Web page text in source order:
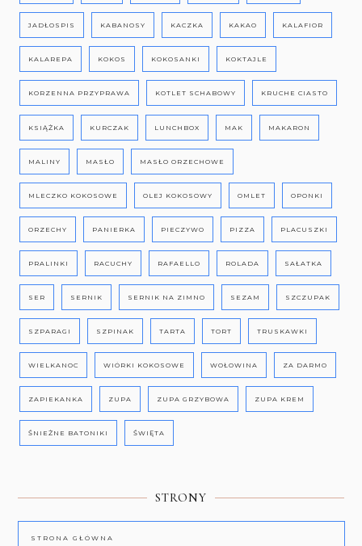
JADŁOSPIS KABANOSY KACZKA KAKAO KALAFIOR
KALAREPA KOKOS KOKOSANKI KOKTAJLE
KORZENNA PRZYPRAWA KOTLET SCHABOWY KRUCHE CIASTO
KSIĄŻKA KURCZAK LUNCHBOX MAK MAKARON
MALINY MASŁO MASŁO ORZECHOWE
MLECZKO KOKOSOWE OLEJ KOKOSOWY OMLET OPONKI
ORZECHY PANIERKA PIECZYWO PIZZA PLACUSZKI
PRALINKI RACUCHY RAFAELLO ROLADA SAŁATKA
SER SERNIK SERNIK NA ZIMNO SEZAM SZCZUPAK
SZPARAGI SZPINAK TARTA TORT TRUSKAWKI
WIELKANOC WIÓRKI KOKOSOWE WOŁOWINA ZA DARMO
ZAPIEKANKA ZUPA ZUPA GRZYBOWA ZUPA KREM
ŚNIEŻNE BATONIKI ŚWIĘTA
STRONY
STRONA GŁÓWNA